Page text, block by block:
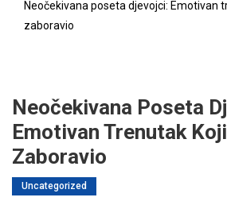
Neočekivana poseta djevojci: Emotivan
zaboravio
Neočekivana Poseta
Emotivan Trenutak
Zaboravio
Uncategorized